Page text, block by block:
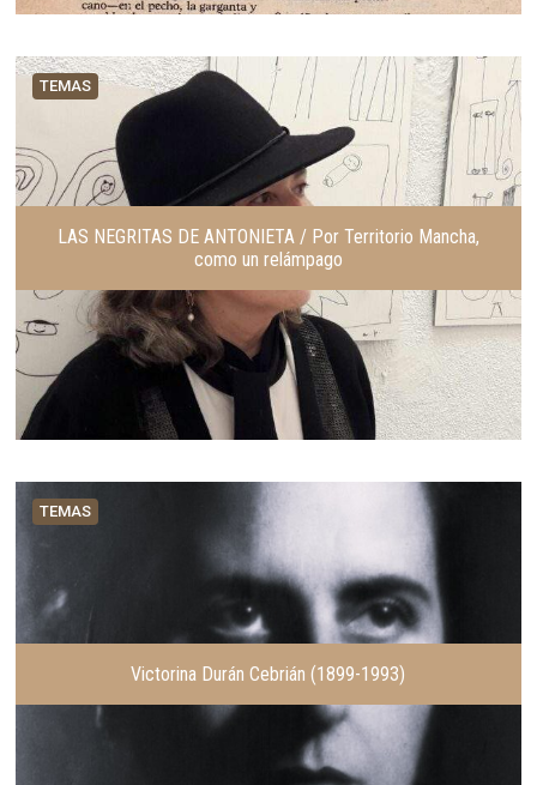
TEMAS
LAS NEGRITAS DE ANTONIETA / Por Territorio Mancha,
como un relámpago
TEMAS
Victorina Durán Cebrián (1899-1993)